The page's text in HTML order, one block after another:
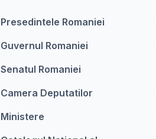
Presedintele Romaniei
Guvernul Romaniei
Senatul Romaniei
Camera Deputatilor
Ministere